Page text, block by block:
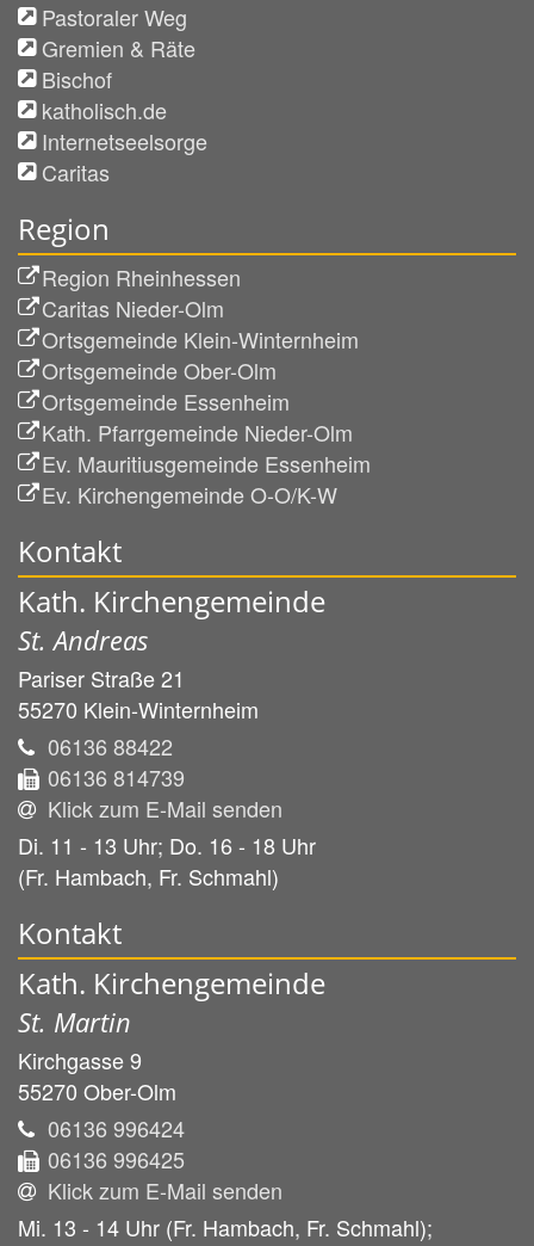
Pastoraler Weg
Gremien & Räte
Bischof
katholisch.de
Internetseelsorge
Caritas
Region
Region Rheinhessen
Caritas Nieder-Olm
Ortsgemeinde Klein-Winternheim
Ortsgemeinde Ober-Olm
Ortsgemeinde Essenheim
Kath. Pfarrgemeinde Nieder-Olm
Ev. Mauritiusgemeinde Essenheim
Ev. Kirchengemeinde O-O/K-W
Kontakt
Kath. Kirchengemeinde
St. Andreas
Pariser Straße 21
55270 Klein-Winternheim
06136 88422
06136 814739
Klick zum E-Mail senden
Di. 11 - 13 Uhr; Do. 16 - 18 Uhr
(Fr. Hambach, Fr. Schmahl)
Kontakt
Kath. Kirchengemeinde
St. Martin
Kirchgasse 9
55270 Ober-Olm
06136 996424
06136 996425
Klick zum E-Mail senden
Mi. 13 - 14 Uhr (Fr. Hambach, Fr. Schmahl);